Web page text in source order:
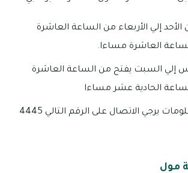
الأحد إلي الأربعاء من الساعة العاشرة
العاشرة مساءا.
إلي السبت يفتح من الساعة العاشرة
الحادية عشر مساءا
لمزيد من المعلومات يرجي الاتصال على الرقم التالي 4445
مول